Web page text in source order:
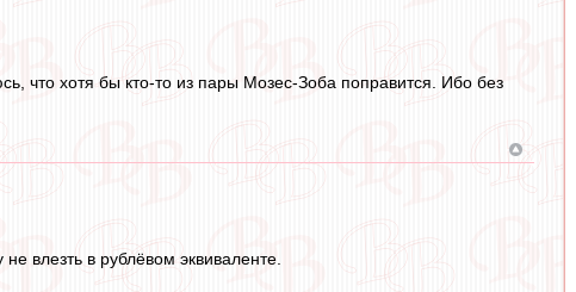
что хотя бы кто-то из пары Мозес-Зоба поправится. Ибо без
влезть в рублёвом эквиваленте.